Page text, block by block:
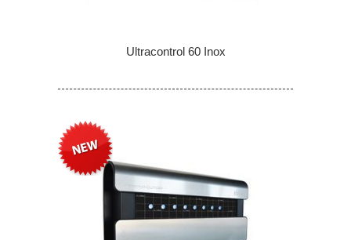
Ultracontrol 60 Inox